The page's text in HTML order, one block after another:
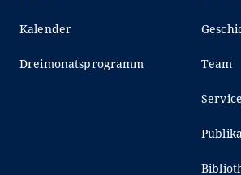
Kalender
Dreimonatsprogramm Team
Service